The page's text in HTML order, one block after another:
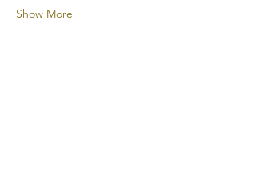
Show More